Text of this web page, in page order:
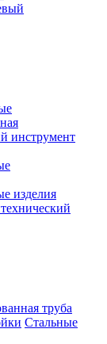
инструмент
изделия
труба
Стальные